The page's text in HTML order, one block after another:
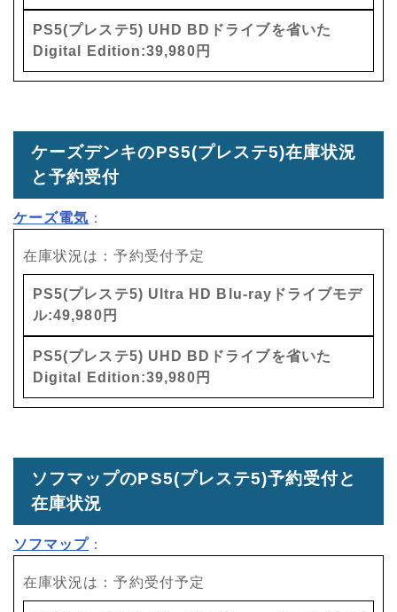
PS5(プレステ5) UHD BDドライブを省いた
Digital Edition:39,980円
ケーズデンキのPS5(プレステ5)在庫状況
と予約受付
ケーズ電気 ：
在庫状況は：予約受付予定
PS5(プレステ5) Ultra HD Blu-rayドライブモデ
ル:49,980円
PS5(プレステ5) UHD BDドライブを省いた
Digital Edition:39,980円
ソフマップのPS5(プレステ5)予約受付と
在庫状況
ソフマップ ：
在庫状況は：予約受付予定